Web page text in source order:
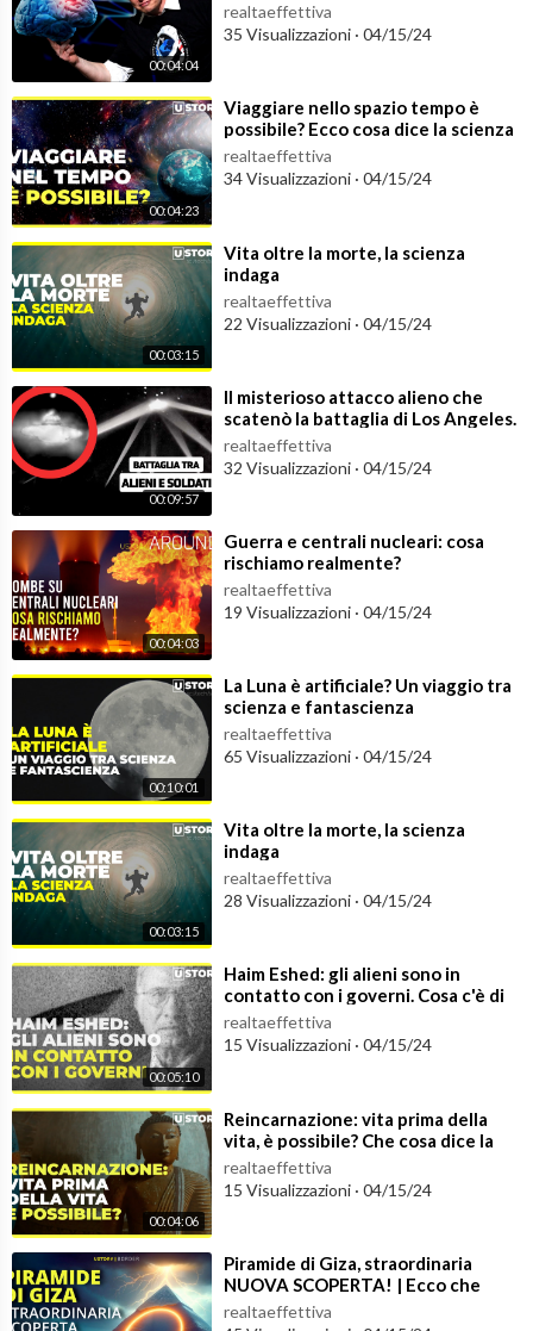
00:04:04
realtaeffettiva
35 Visualizzazioni · 04/15/24
00:04:23
⁣Viaggiare nello spazio tempo è
possibile? Ecco cosa dice la scienza
realtaeffettiva
34 Visualizzazioni · 04/15/24
00:03:15
⁣Vita oltre la morte, la scienza
indaga
realtaeffettiva
22 Visualizzazioni · 04/15/24
00:09:57
⁣Il misterioso attacco alieno che
scatenò la battaglia di Los Angeles.
Cosa accadde quella notte?
realtaeffettiva
32 Visualizzazioni · 04/15/24
00:04:03
⁣Guerra e centrali nucleari: cosa
rischiamo realmente?
realtaeffettiva
19 Visualizzazioni · 04/15/24
00:10:01
⁣La Luna è artificiale? Un viaggio tra
scienza e fantascienza
realtaeffettiva
65 Visualizzazioni · 04/15/24
00:03:15
⁣Vita oltre la morte, la scienza
indaga
realtaeffettiva
28 Visualizzazioni · 04/15/24
00:05:10
⁣Haim Eshed: gli alieni sono in
contatto con i governi. Cosa c'è di
vero?
realtaeffettiva
15 Visualizzazioni · 04/15/24
00:04:06
⁣Reincarnazione: vita prima della
vita, è possibile? Che cosa dice la
scienza?
realtaeffettiva
15 Visualizzazioni · 04/15/24
⁣Piramide di Giza, straordinaria
NUOVA SCOPERTA! | Ecco che
cosa nasconde
realtaeffettiva